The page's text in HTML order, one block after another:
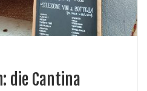
die Cantina